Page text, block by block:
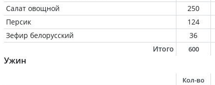
Салат овощной
250
Персик
124
Зефир белорусский
36
Итого
600
Ужин
Кол-во